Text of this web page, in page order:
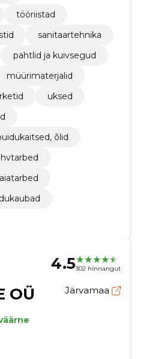
tööriistad
sanitaartehnika
pahtlid ja kuivsegud
müürimaterjalid
uksed
õlid
lihvtarbed
aiatarbed
4.5302 hinnangut
OÜ Järvamaa